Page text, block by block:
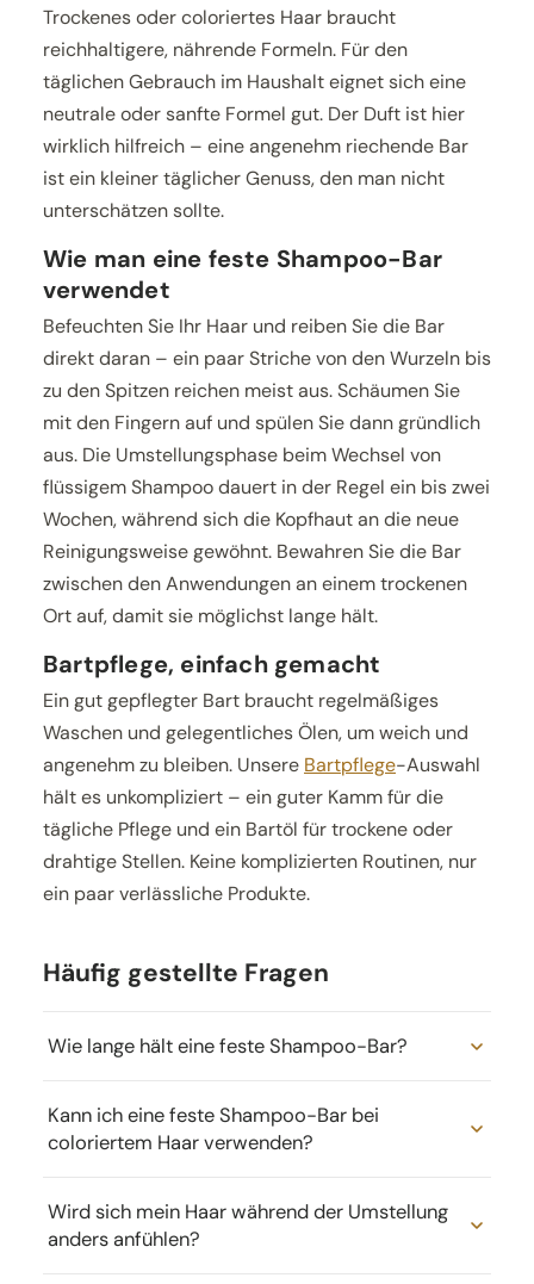
Trockenes oder coloriertes Haar braucht
reichhaltigere, nährende Formeln. Für den
täglichen Gebrauch im Haushalt eignet sich eine
neutrale oder sanfte Formel gut. Der Duft ist hier
wirklich hilfreich – eine angenehm riechende Bar
ist ein kleiner täglicher Genuss, den man nicht
unterschätzen sollte.
Wie man eine feste Shampoo-Bar
verwendet
Befeuchten Sie Ihr Haar und reiben Sie die Bar
direkt daran – ein paar Striche von den Wurzeln bis
zu den Spitzen reichen meist aus. Schäumen Sie
mit den Fingern auf und spülen Sie dann gründlich
aus. Die Umstellungsphase beim Wechsel von
flüssigem Shampoo dauert in der Regel ein bis zwei
Wochen, während sich die Kopfhaut an die neue
Reinigungsweise gewöhnt. Bewahren Sie die Bar
zwischen den Anwendungen an einem trockenen
Ort auf, damit sie möglichst lange hält.
Bartpflege, einfach gemacht
Ein gut gepflegter Bart braucht regelmäßiges
Waschen und gelegentliches Ölen, um weich und
angenehm zu bleiben. Unsere Bartpflege-Auswahl
hält es unkompliziert – ein guter Kamm für die
tägliche Pflege und ein Bartöl für trockene oder
drahtige Stellen. Keine komplizierten Routinen, nur
ein paar verlässliche Produkte.
Häufig gestellte Fragen
Wie lange hält eine feste Shampoo-Bar?
Kann ich eine feste Shampoo-Bar bei
coloriertem Haar verwenden?
Wird sich mein Haar während der Umstellung
anders anfühlen?